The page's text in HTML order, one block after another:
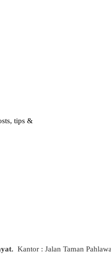
tips &
Kantor : Jalan Taman